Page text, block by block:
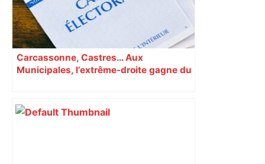
Carcassonne, Castres… Aux
Municipales, l’extrême-droite gagne du